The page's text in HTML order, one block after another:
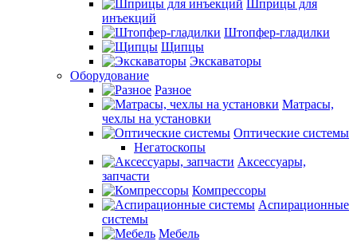
Шприцы для
инъекций
Штопфер-гладилки
Щипцы
Экскаваторы
Оборудование
Разное
Матрасы,
чехлы на установки
Оптические системы
Негатоскопы
Аксессуары,
запчасти
Компрессоры
Аспирационные
системы
Мебель